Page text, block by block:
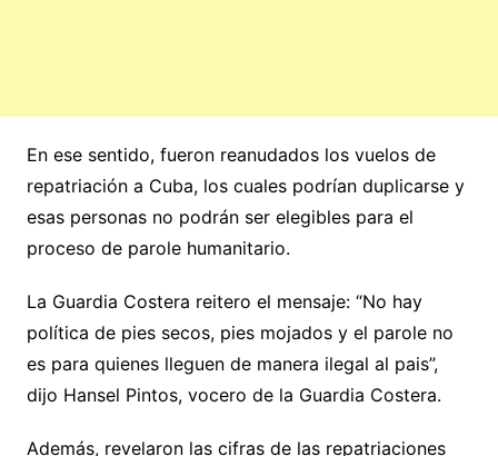
En ese sentido, fueron reanudados los vuelos de
repatriación a Cuba, los cuales podrían duplicarse y
esas personas no podrán ser elegibles para el
proceso de parole humanitario.
La Guardia Costera reitero el mensaje: “No hay
política de pies secos, pies mojados y el parole no
es para quienes lleguen de manera ilegal al pais”,
dijo Hansel Pintos, vocero de la Guardia Costera.
Además, revelaron las cifras de las repatriaciones